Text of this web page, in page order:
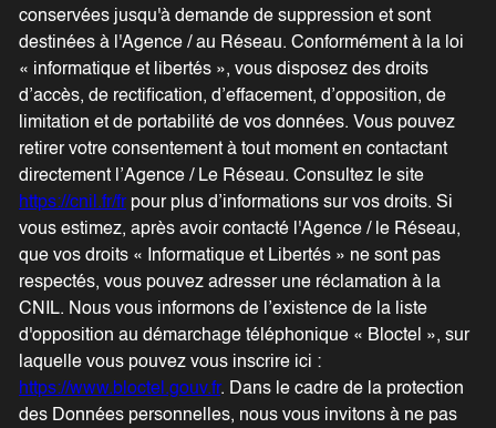
conservées jusqu'à demande de suppression et sont
destinées à l'Agence / au Réseau. Conformément à la loi
« informatique et libertés », vous disposez des droits
d’accès, de rectification, d’effacement, d’opposition, de
limitation et de portabilité de vos données. Vous pouvez
retirer votre consentement à tout moment en contactant
directement l’Agence / Le Réseau. Consultez le site
https://cnil.fr/frpour plus d’informations sur vos droits. Si
vous estimez, après avoir contacté l'Agence / le Réseau,
que vos droits « Informatique et Libertés » ne sont pas
respectés, vous pouvez adresser une réclamation à la
CNIL. Nous vous informons de l’existence de la liste
d'opposition au démarchage téléphonique « Bloctel », sur
laquelle vous pouvez vous inscrire ici :
https://www.bloctel.gouv.fr. Dans le cadre de la protection
des Données personnelles, nous vous invitons à ne pas